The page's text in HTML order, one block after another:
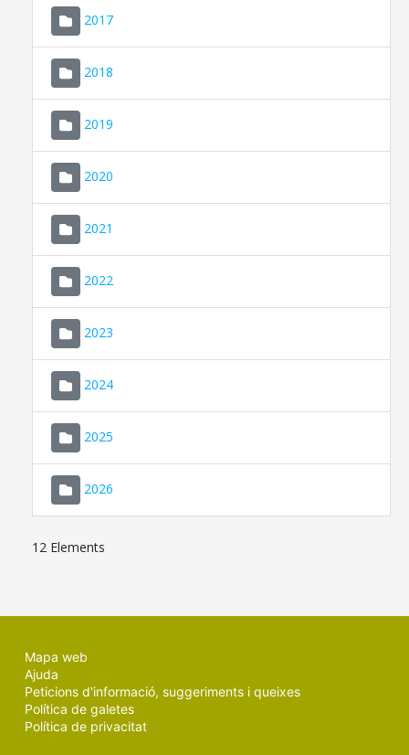
2017
2018
2019
2020
2021
2022
2023
2024
2025
2026
12 Elements
Mapa web
Ajuda
Peticions d'informació, suggeriments i queixes
Política de galetes
Política de privacitat